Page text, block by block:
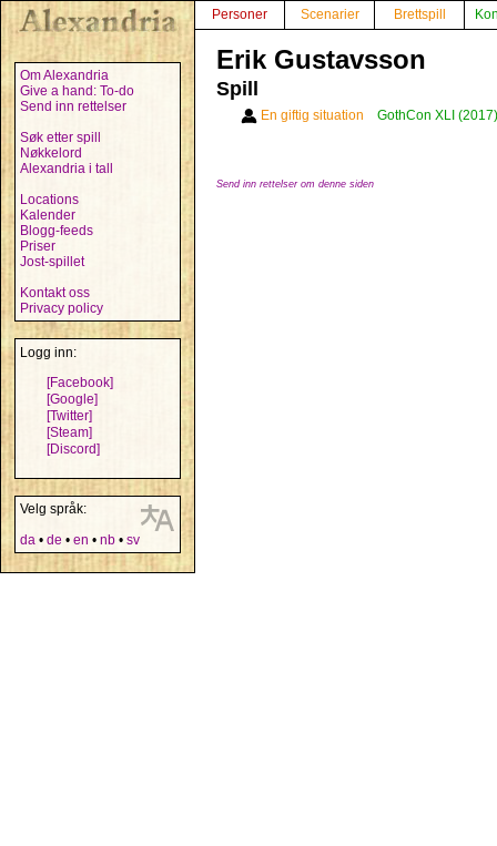
Om Alexandria
Give a hand: To-do
Send inn rettelser
Søk etter spill
Nøkkelord
Alexandria i tall
Locations
Kalender
Blogg-feeds
Priser
Jost-spillet
Kontakt oss
Privacy policy
Logg inn:
[Facebook]
[Google]
[Twitter]
[Steam]
[Discord]
Velg språk:
da • de • en • nb • sv
Personer Scenarier Brettspill
Erik Gustavsson
Spill
En giftig situation GothCon XLI (2017)
Send inn rettelser om denne siden